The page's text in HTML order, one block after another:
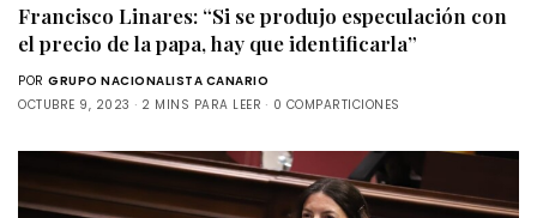
Francisco Linares: “Si se produjo especulación con
el precio de la papa, hay que identificarla”
POR GRUPO NACIONALISTA CANARIO
OCTUBRE 9, 2023
2 MINS PARA LEER 0 COMPARTICIONES